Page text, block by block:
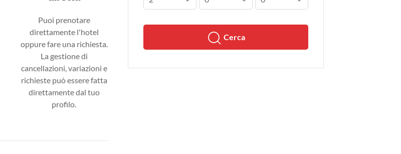
Cerca
Puoi prenotare
direttamente l'hotel
oppure fare una richiesta.
La gestione di
cancellazioni, variazioni e
richieste può essere fatta
direttamente dal tuo
profilo.